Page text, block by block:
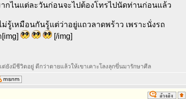
กไนแต่ละวันก่อนจะไปต้องโทรไปนัดท่านก่อนแล้ว
รู้เหมือนกันรู้แต่ว่าอยู่แถวลาดพร้าว เพราะนั่งรถ
[/img]
งมีชีวิตอยู่ ดีกว่าตายแล้วให้เขาเคาะโลงลุกขึ่นมารักษาศีล